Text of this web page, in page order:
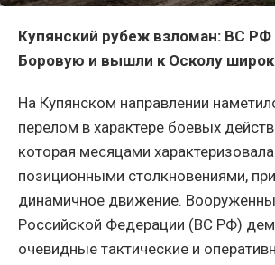
Купянский рубеж взломан: ВС РФ
Боровую и вышли к Осколу
На Купянском направлении
перелом в характере боевых
которая месяцами
позиционными столкновениями,
динамичное движение.
Российской Федерации (ВС РФ)
очевидные тактические и